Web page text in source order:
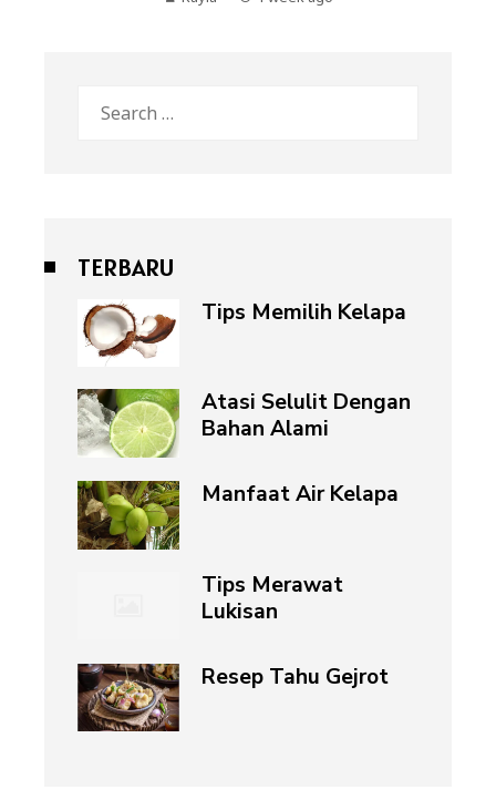
for:
TERBARU
Tips Memilih Kelapa
Atasi Selulit Dengan
Bahan Alami
Manfaat Air Kelapa
Tips Merawat
Lukisan
Resep Tahu Gejrot